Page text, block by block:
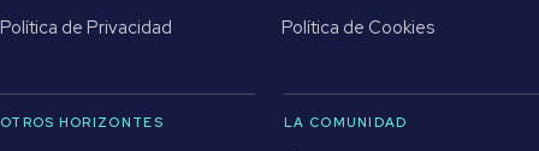
Política de Privacidad
Política de Cookies
OTROS HORIZONTES LA COMUNIDAD